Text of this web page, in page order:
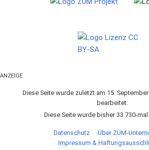
ANZEIGE
Diese Seite wurde zuletzt am 15.
bearbeitet.
Diese Seite wurde bisher 33.730-
Datenschutz
Über ZUM-
Impressum &